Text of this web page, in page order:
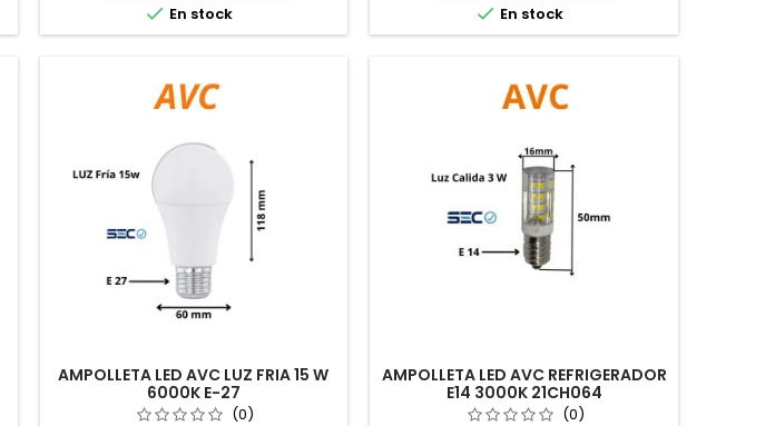
 En stock  En stock
AMPOLLETA LED AVC LUZ FRIA 15 W
6000K E-27
(0)
AMPOLLETA LED AVC REFRIGERADOR
E14 3000K 21CH064
(0)